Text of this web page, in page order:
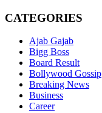
CATEGORIES
Ajab Gajab
Bigg Boss
Board Result
Bollywood Gossip
Breaking News
Business
Career